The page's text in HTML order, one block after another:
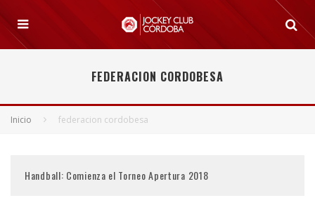
FEDERACION CORDOBESA
Inicio federacion cordobesa
Handball: Comienza el Torneo Apertura 2018